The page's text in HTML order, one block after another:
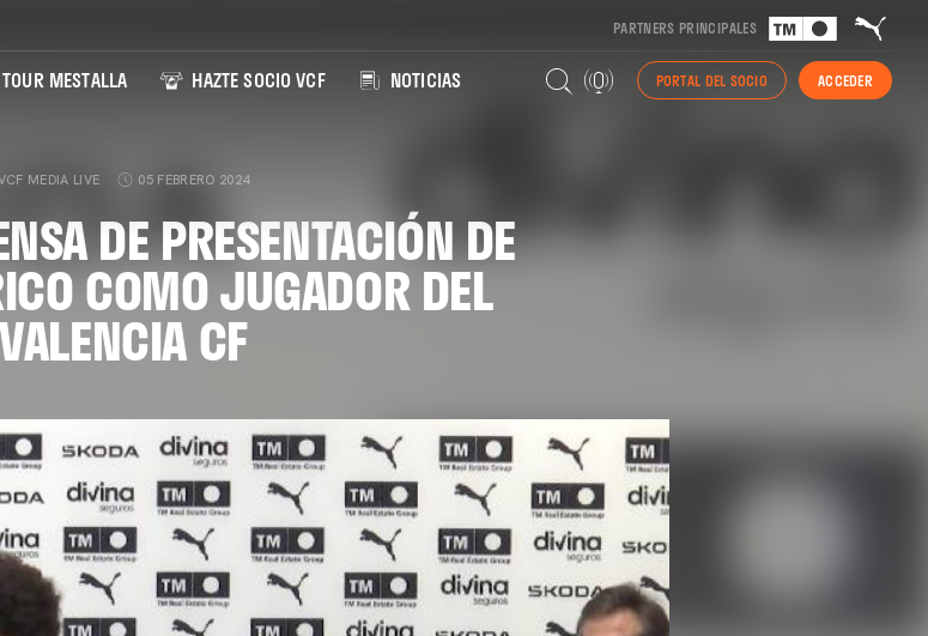
PARTNERS PRINCIPALES
TOUR MESTALLA HAZTE SOCIO VCF NOTICIAS PORTAL DEL SOCIO ACCEDER
MEDIA LIVE 05 FEBRERO 2024
DE PRESENTACIÓN DE
COMO JUGADOR DEL
VALENCIA CF